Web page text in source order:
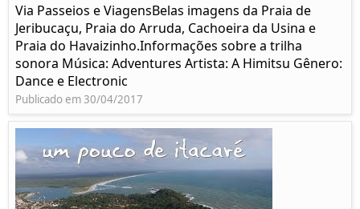
Via Passeios e ViagensBelas imagens da Praia de
Jeribucaçu, Praia do Arruda, Cachoeira da Usina e
Praia do Havaizinho.Informações sobre a trilha
sonora Música: Adventures Artista: A Himitsu Gênero:
Dance e Electronic
Publicado em 30/04/2017